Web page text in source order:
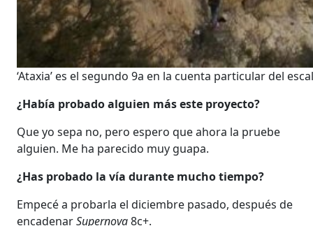
‘Ataxia’ es el segundo 9a en la cuenta particular del
¿Había probado alguien más este proyecto?
Que yo sepa no, pero espero que ahora la pruebe
alguien. Me ha parecido muy guapa.
¿Has probado la vía durante mucho tiempo?
Empecé a probarla el diciembre pasado, después de
encadenarSupernova8c+.